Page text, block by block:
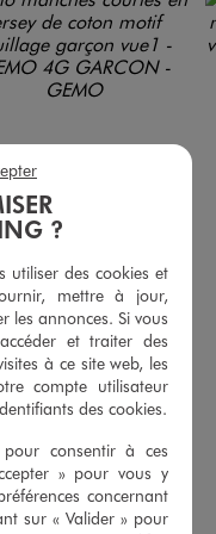
courtes en jersey de coton motif feuillage garçon
7,99 €
5/5 de moyenne
(21 avis)
AJOUTERAU PANIER
?
utiliser des cookies et
mettre à jour,
les annonces. Si vous
et traiter des
à ce site web, les
compte utilisateur
des cookies.
consentir à ces
» pour vous y
concernant
sur « Valider » pour